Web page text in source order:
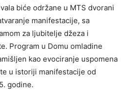
biće održane u MTS dvorani
manifestacije, sa
za ljubitelje džeza i
Program u Domu omladine
kao evociranje uspomena
u istoriji manifestacije od
godine.